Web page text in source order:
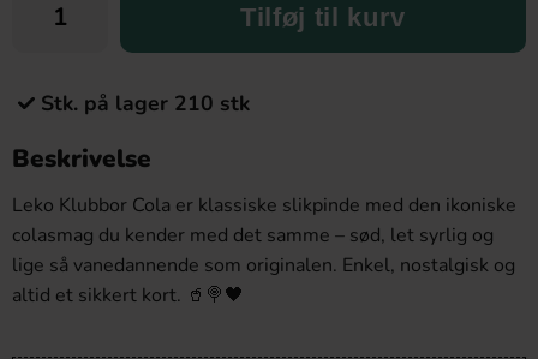
Tilføj til kurv
Stk. på lager 210 stk
Beskrivelse
Leko Klubbor Cola er klassiske slikpinde med den ikoniske
colasmag du kender med det samme – sød, let syrlig og
lige så vanedannende som originalen. Enkel, nostalgisk og
altid et sikkert kort. 🥤🍭🖤